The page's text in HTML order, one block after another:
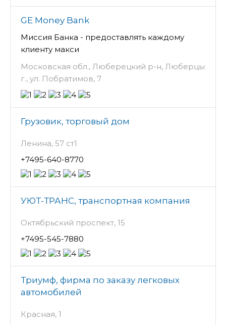
GE Money Bank
Миссия Банка - предоставлять каждому
клиенту макси
Московская обл., Люберецкий р-н, Люберцы
г., ул. Побратимов, 7
Грузовик, торговый дом
Ленина, 57 ст1
+7495-640-8770
УЮТ-ТРАНС, транспортная компания
Октябрьский проспект, 15
+7495-545-7880
Триумф, фирма по заказу легковых
автомобилей
Красная, 1